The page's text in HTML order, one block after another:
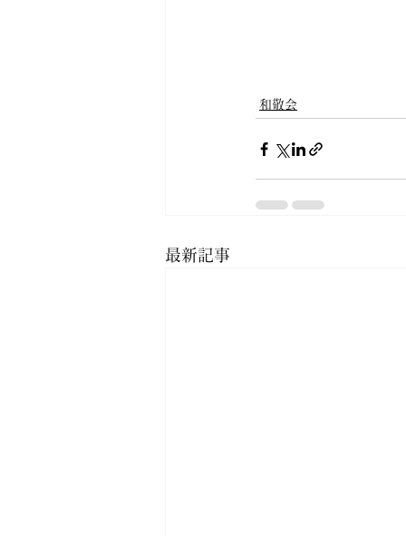
和敬会
最新記事